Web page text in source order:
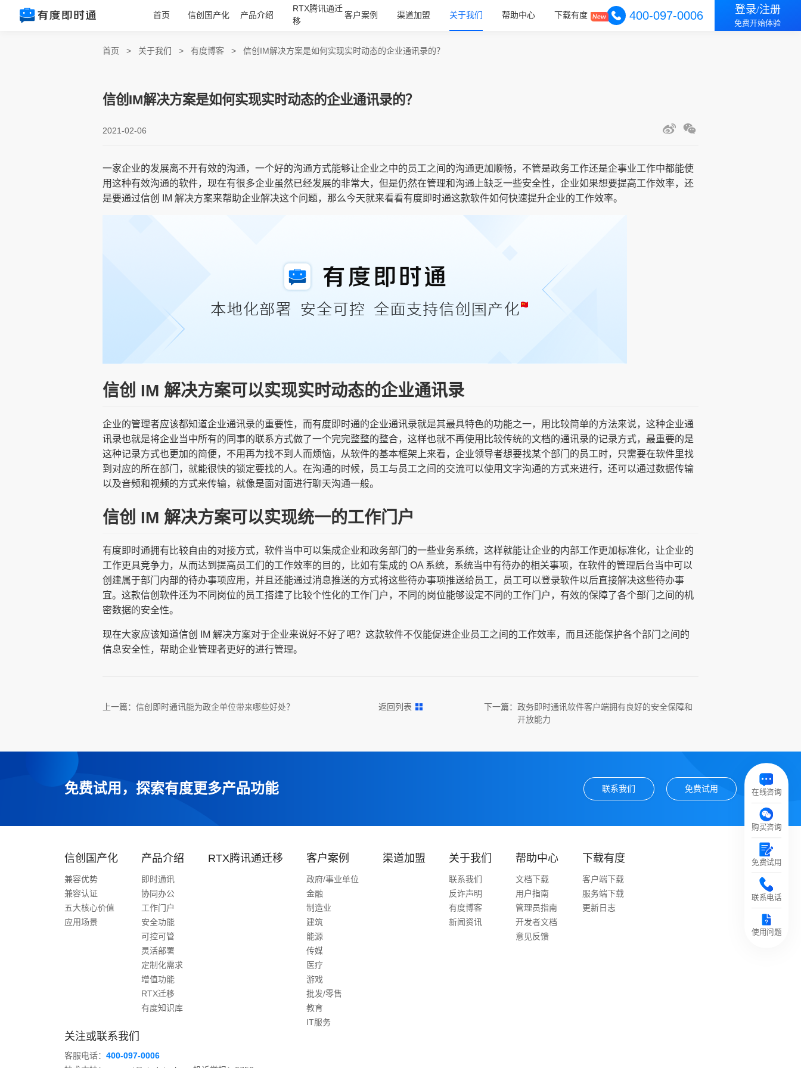
首页 信创国产化 产品介绍
RTX腾讯通迁
移
客户案例 渠道加盟 关于我们 帮助中心 下载有度 400-097-0006 登录/注册
免费开始体验
首页 > 关于我们 > 有度博客 > 信创IM解决方案是如何实现实时动态的企业通讯录的？
信创IM解决方案是如何实现实时动态的企业通讯录的？
2021-02-06
一家企业的发展离不开有效的沟通，一个好的沟通方式能够让企业之中的员工之间的沟通更加顺畅，不管是政务工作还是企事业工作中都能使
用这种有效沟通的软件，现在有很多企业虽然已经发展的非常大，但是仍然在管理和沟通上缺乏一些安全性，企业如果想要提高工作效率，还
是要通过信创 IM 解决方案来帮助企业解决这个问题，那么今天就来看看有度即时通这款软件如何快速提升企业的工作效率。
信创 IM 解决方案可以实现实时动态的企业通讯录
企业的管理者应该都知道企业通讯录的重要性，而有度即时通的企业通讯录就是其最具特色的功能之一，用比较简单的方法来说，这种企业通
讯录也就是将企业当中所有的同事的联系方式做了一个完完整整的整合，这样也就不再使用比较传统的文档的通讯录的记录方式，最重要的是
这种记录方式也更加的简便，不用再为找不到人而烦恼，从软件的基本框架上来看，企业领导者想要找某个部门的员工时，只需要在软件里找
到对应的所在部门，就能很快的锁定要找的人。在沟通的时候，员工与员工之间的交流可以使用文字沟通的方式来进行，还可以通过数据传输
以及音频和视频的方式来传输，就像是面对面进行聊天沟通一般。
信创 IM 解决方案可以实现统一的工作门户
有度即时通拥有比较自由的对接方式，软件当中可以集成企业和政务部门的一些业务系统，这样就能让企业的内部工作更加标准化，让企业的
工作更具竞争力，从而达到提高员工们的工作效率的目的，比如有集成的 OA 系统，系统当中有待办的相关事项，在软件的管理后台当中可以
创建属于部门内部的待办事项应用，并且还能通过消息推送的方式将这些待办事项推送给员工，员工可以登录软件以后直接解决这些待办事
宜。这款信创软件还为不同岗位的员工搭建了比较个性化的工作门户，不同的岗位能够设定不同的工作门户，有效的保障了各个部门之间的机
密数据的安全性。
现在大家应该知道信创 IM 解决方案对于企业来说好不好了吧？这款软件不仅能促进企业员工之间的工作效率，而且还能保护各个部门之间的
信息安全性，帮助企业管理者更好的进行管理。
上一篇： 信创即时通讯能为政企单位带来哪些好处？ 返回列表 下一篇： 政务即时通讯软件客户端拥有良好的安全保障和
开放能力
免费试用，探索有度更多产品功能 联系我们 免费试用 在线咨询
购买咨询
免费试用
联系电话
使用问题
信创国产化
兼容优势
兼容认证
五大核心价值
应用场景
产品介绍
即时通讯
协同办公
工作门户
安全功能
可控可管
灵活部署
定制化需求
增值功能
RTX迁移
有度知识库
RTX腾讯通迁移 客户案例
政府/事业单位
金融
制造业
建筑
能源
传媒
医疗
游戏
批发/零售
教育
IT服务
渠道加盟 关于我们
联系我们
反诈声明
有度博客
新闻资讯
帮助中心
文档下载
用户指南
管理员指南
开发者文档
意见反馈
下载有度
客户端下载
服务端下载
更新日志
关注或联系我们
客服电话： 400-097-0006